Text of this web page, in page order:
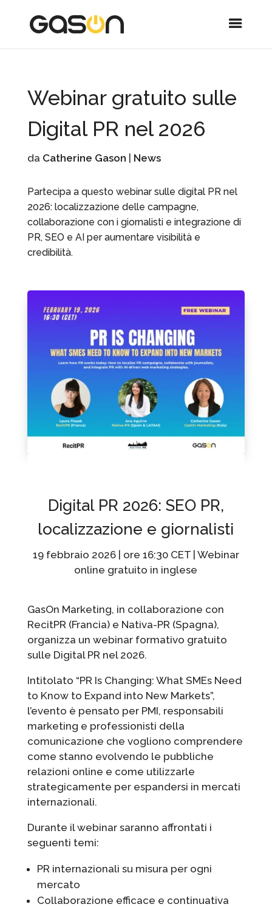
Webinar gratuito sulle
Digital PR nel 2026
da Catherine Gason News
Partecipa a questo webinar sulle digital PR nel
2026: localizzazione delle campagne,
collaborazione con i giornalisti e integrazione di
PR, SEO e AI per aumentare visibilità e
credibilità.
Digital PR 2026: SEO PR,
localizzazione e giornalisti
19 febbraio 2026 | ore 16:30 CET | Webinar
online gratuito in inglese
GasOn Marketing, in collaborazione con
RecitPR (Francia) e Nativa-PR (Spagna),
organizza un webinar formativo gratuito
sulle Digital PR nel 2026.
Intitolato “PR Is Changing: What SMEs Need
to Know to Expand into New Markets”,
l’evento è pensato per PMI, responsabili
marketing e professionisti della
comunicazione che vogliono comprendere
come stanno evolvendo le pubbliche
relazioni online e come utilizzarle
strategicamente per espandersi in mercati
internazionali.
Durante il webinar saranno affrontati i
seguenti temi:
PR internazionali su misura per ogni
mercato
Collaborazione efficace e continuativa